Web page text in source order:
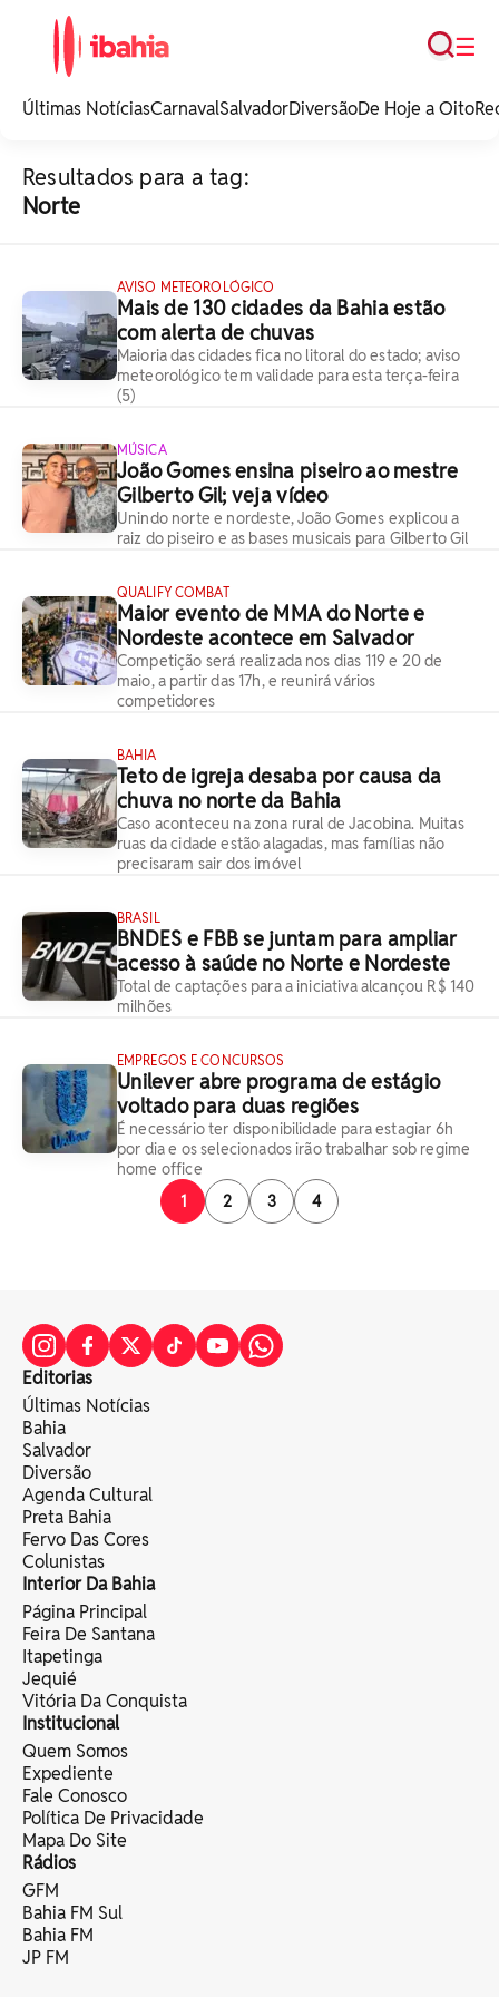
noticias e
☰
Busca
Últimas NotíciasCarnavalSalvadorDiversãoDe Hoje a Oito
Resultados para a tag:
Norte
AVISO METEOROLÓGICO
Mais de 130 cidades da Bahia estão
com alerta de chuvas
Maioria das cidades fica no litoral do estado; aviso
meteorológico tem validade para esta terça-feira
(5)
MÚSICA
João Gomes ensina piseiro ao mestre
Gilberto Gil; veja vídeo
Unindo norte e nordeste, João Gomes explicou a
raiz do piseiro e as bases musicais para Gilberto Gil
QUALIFY COMBAT
Maior evento de MMA do Norte e
Nordeste acontece em Salvador
Competição será realizada nos dias 119 e 20 de
maio, a partir das 17h, e reunirá vários
competidores
BAHIA
Teto de igreja desaba por causa da
chuva no norte da Bahia
Caso aconteceu na zona rural de Jacobina. Muitas
ruas da cidade estão alagadas, mas famílias não
precisaram sair dos imóvel
BRASIL
BNDES e FBB se juntam para ampliar
acesso à saúde no Norte e Nordeste
Total de captações para a iniciativa alcançou R$ 140
milhões
EMPREGOS E CONCURSOS
Unilever abre programa de estágio
voltado para duas regiões
É necessário ter disponibilidade para estagiar 6h
por dia e os selecionados irão trabalhar sob regime
home office
1
2 3 4
Editorias
Últimas Notícias
Bahia
Salvador
Diversão
Agenda Cultural
Preta Bahia
Fervo Das Cores
Colunistas
Interior Da Bahia
Página Principal
Feira De Santana
Itapetinga
Jequié
Vitória Da Conquista
Institucional
Quem Somos
Expediente
Fale Conosco
Política De Privacidade
Mapa Do Site
Rádios
GFM
Bahia FM Sul
Bahia FM
JP FM